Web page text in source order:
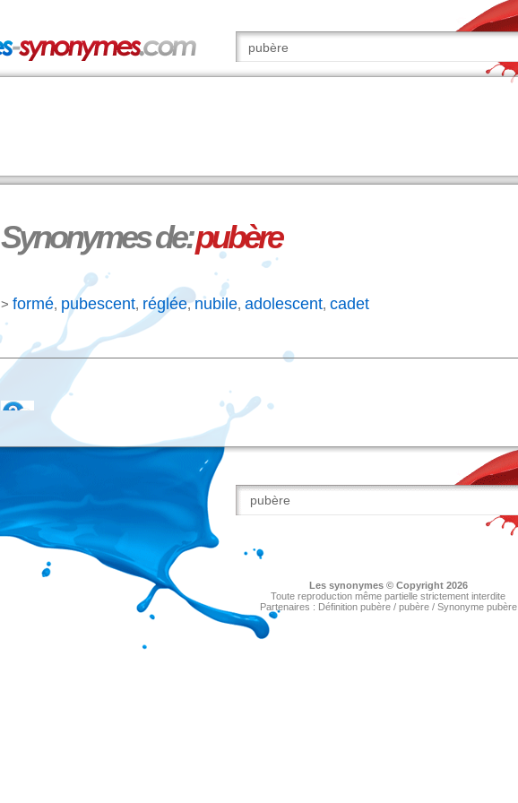
Synonymes de:pubère
> formé, pubescent, réglée,nubile, adolescent, cadet
Les synonymes© Copyright 2026
Toute reproduction même partielle strictement interdite
Partenaires : Définition pubère/ pubère/ Synonyme pubère